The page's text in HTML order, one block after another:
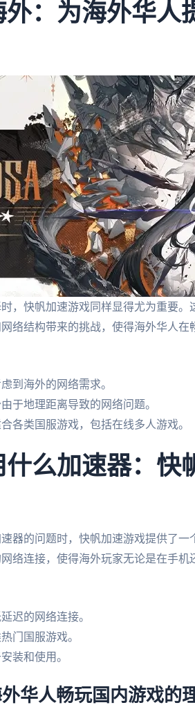
：为海外华人
，快帆加速游戏同样显得尤为重要
络结构带来的挑战，使得海外华人在
到海外的网络需求。
于地理距离导致的网络问题。
各类国服游戏，包括在线多人游戏。
么加速器：快
器的问题时，快帆加速游戏提供了
络连接，使得海外玩家无论是在手
迟的网络连接。
门国服游戏。
装和使用。
华人畅玩国内游戏的